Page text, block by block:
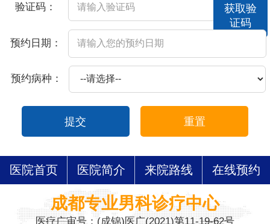
验证码：
获取验
证码
预约日期：
预约病种：
提交 重置
医院首页 医院简介 来院路线 在线预约
成都专业男科诊疗中心
医疗广审号：(成锦)医广(2021)第11-19-62号